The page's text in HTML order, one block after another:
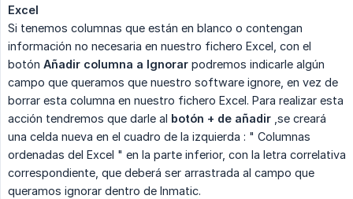
Excel
Si tenemos columnas que están en blanco o contengan
información no necesaria en nuestro fichero Excel, con el
botón Añadir columna a Ignorar podremos indicarle algún
campo que queramos que nuestro software ignore, en vez de
borrar esta columna en nuestro fichero Excel. Para realizar esta
acción tendremos que darle al botón + de añadir ,se creará
una celda nueva en el cuadro de la izquierda : " Columnas
ordenadas del Excel " en la parte inferior, con la letra correlativa
correspondiente, que deberá ser arrastrada al campo que
queramos ignorar dentro de Inmatic.